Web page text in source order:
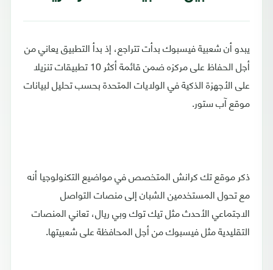
يبدو أن شعبية فيسبوك بدأت تتراجع، إذ بدأ التطبيق يعاني من
أجل الحفاظ على مركزه ضمن قائمة أكثر 10 تطبيقات تنزيلا
على الأجهزة الذكية في الولايات المتحدة بحسب تحليل لبيانات
موقع آب ستور.
ذكر موقع تك كرانش المتخصص في مواضيع التكنولوجيا أنه
مع تحول المستخدمين الشبان إلى منصات التواصل
الاجتماعي الأحدث مثل تيك توك وبي ريال، تعاني المنصات
التقليدية مثل فيسبوك من أجل المحافظة على شعبيتها.